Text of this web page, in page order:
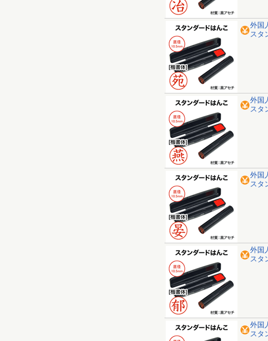
外国
スタ
外国
スタ
外国
スタ
外国
スタ
外国
スタ